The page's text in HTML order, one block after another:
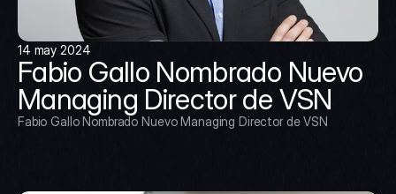
14 may 2024
Fabio Gallo Nombrado Nuevo
Managing Director de VSN
Fabio Gallo Nombrado Nuevo Managing Director de VSN